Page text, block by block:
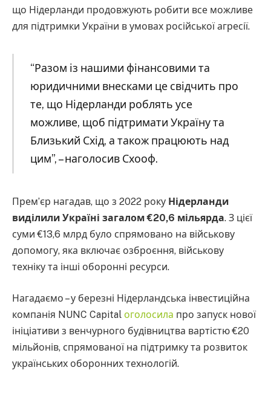
що Нідерланди продовжують робити все можливе
для підтримки України в умовах російської агресії.
“Разом із нашими фінансовими та
юридичними внесками це свідчить про
те, що Нідерланди роблять усе
можливе, щоб підтримати Україну та
Близький Схід, а також працюють над
цим”, – наголосив Схооф.
Прем’єр нагадав, що з 2022 року Нідерланди
виділили Україні загалом €20,6 мільярда. З цієї
суми €13,6 млрд було спрямовано на військову
допомогу, яка включає озброєння, військову
техніку та інші оборонні ресурси.
Нагадаємо – у березні Нідерландська інвестиційна
компанія NUNC Capital оголосила про запуск нової
ініціативи з венчурного будівництва вартістю €20
мільйонів, спрямованої на підтримку та розвиток
українських оборонних технологій.